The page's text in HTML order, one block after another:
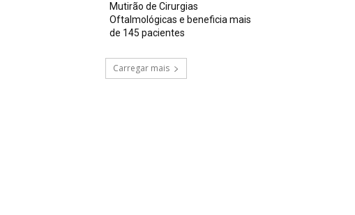
Mutirão de Cirurgias
Oftalmológicas e beneficia mais
de 145 pacientes
Carregar mais